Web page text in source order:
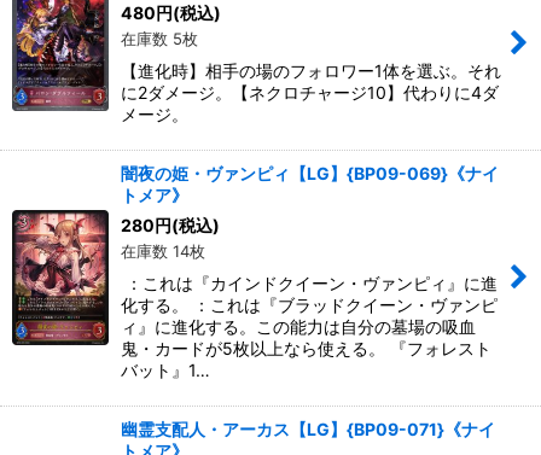
480円(税込)
在庫数 5枚
【進化時】相手の場のフォロワー1体を選ぶ。それ
に2ダメージ。【ネクロチャージ10】代わりに4ダ
メージ。
闇夜の姫・ヴァンピィ【LG】{BP09-069}《ナイ
トメア》
280円(税込)
在庫数 14枚
：これは『カインドクイーン・ヴァンピィ』に進
化する。 ：これは『ブラッドクイーン・ヴァンピ
ィ』に進化する。この能力は自分の墓場の吸血
鬼・カードが5枚以上なら使える。 『フォレスト
バット』1…
幽霊支配人・アーカス【LG】{BP09-071}《ナイ
トメア》